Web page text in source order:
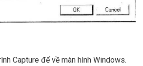
Capture để về màn hình Windows.